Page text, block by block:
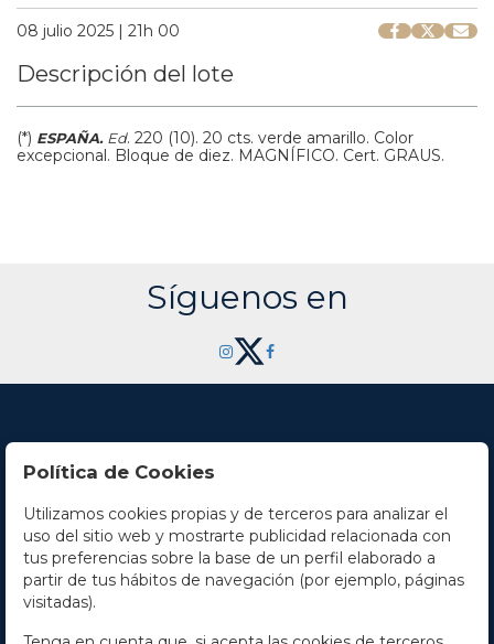
08 julio 2025 | 21h 00
Descripción del lote
(*) ESPAÑA. Ed. 220 (10). 20 cts. verde amarillo. Color
excepcional. Bloque de diez. MAGNÍFICO. Cert. GRAUS.
Síguenos en
Contacto
Horario
La empresa
Política de Cookies
Utilizamos cookies propias y de terceros para analizar el
uso del sitio web y mostrarte publicidad relacionada con
tus preferencias sobre la base de un perfil elaborado a
partir de tus hábitos de navegación (por ejemplo, páginas
visitadas).